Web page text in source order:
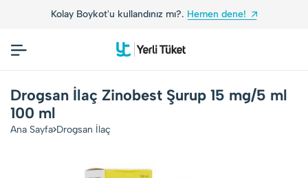
Kolay Boykot'u kullandınız mı?. Hemen dene!
Drogsan İlaç Zinobest Şurup 15 mg/5 ml
100 ml
Ana Sayfa Drogsan İlaç